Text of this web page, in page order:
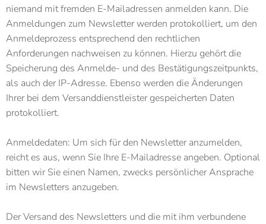
niemand mit fremden E-Mailadressen anmelden kann. Die
Anmeldungen zum Newsletter werden protokolliert, um den
Anmeldeprozess entsprechend den rechtlichen
Anforderungen nachweisen zu können. Hierzu gehört die
Speicherung des Anmelde- und des Bestätigungszeitpunkts,
als auch der IP-Adresse. Ebenso werden die Änderungen
Ihrer bei dem Versanddienstleister gespeicherten Daten
protokolliert.
Anmeldedaten: Um sich für den Newsletter anzumelden,
reicht es aus, wenn Sie Ihre E-Mailadresse angeben. Optional
bitten wir Sie einen Namen, zwecks persönlicher Ansprache
im Newsletters anzugeben.
Der Versand des Newsletters und die mit ihm verbundene